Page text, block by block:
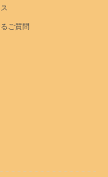
ご質問